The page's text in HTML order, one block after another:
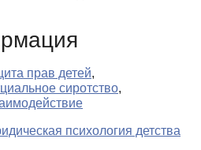
прав детей,
сиротство,
психология детства